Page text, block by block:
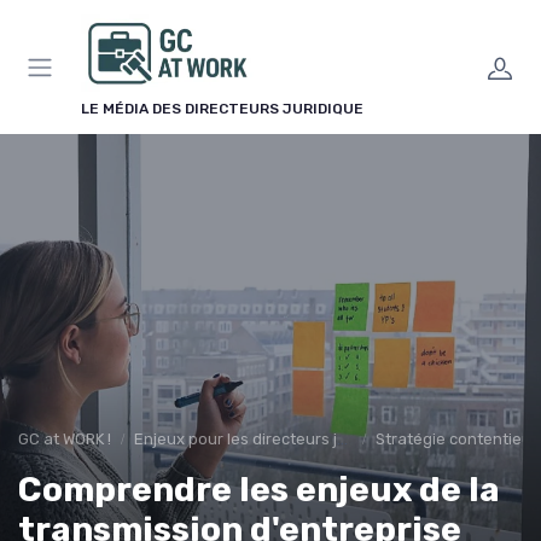
LE MÉDIA DES DIRECTEURS JURIDIQUE
GC at WORK ! Enjeux pour les directeurs juridiques Stratégie
Comprendre les enjeux de la
transmission d'entreprise